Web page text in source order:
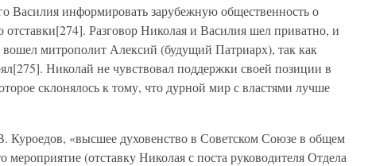
Василия информировать зарубежную общественность о
отставки[274]. Разговор Николая и Василия шел приватно, и
вошел митрополит Алексий (будущий Патриарх), так как
Николай не чувствовал поддержки своей позиции в
склонялось к тому, что дурной мир с властями лучше
Куроедов, «высшее духовенство в Советском Союзе в общем
мероприятие (отставку Николая с поста руководителя Отдела